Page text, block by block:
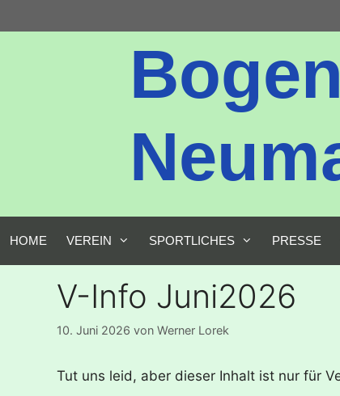
Inhalt
HOME VEREIN SPORTLICHES PRESSE
V-Info Juni2026
10. Juni 2026 von Werner Lorek
Tut uns leid, aber dieser Inhalt ist nur für